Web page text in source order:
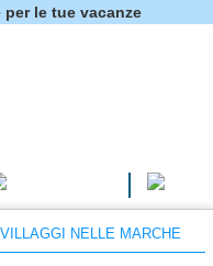
le tue vacanze
I VILLAGGI NELLE MARCHE